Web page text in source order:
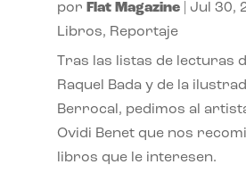
por Flat Magazine| Jul 30,
Libros, Reportaje
Tras las listas de lecturas
Raquel Bada y de la
Berrocal, pedimos al
Ovidi Benet que nos
libros que le interesen.